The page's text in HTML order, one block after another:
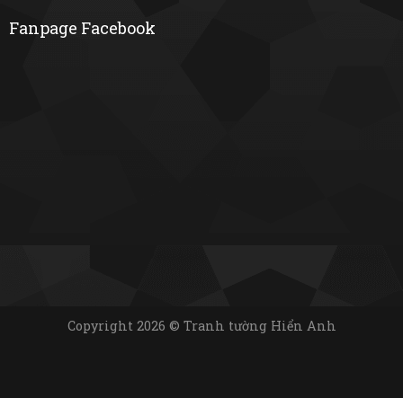
Fanpage Facebook
Copyright 2026 © Tranh tường Hiển Anh